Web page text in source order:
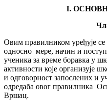
I.
Овим правилником уређује се
односно мере, начин и
ученика за време боравка у
активности које организује
и одговорност запослених и
одредаба овог правилника
Вршац.